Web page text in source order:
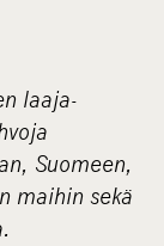
laaja-
Suomeen,
maihin sekä